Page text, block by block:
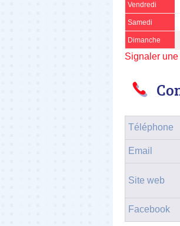
Vendredi
Samedi
Dimanche
Signaler une
Téléphone
Email
Site web
Facebook